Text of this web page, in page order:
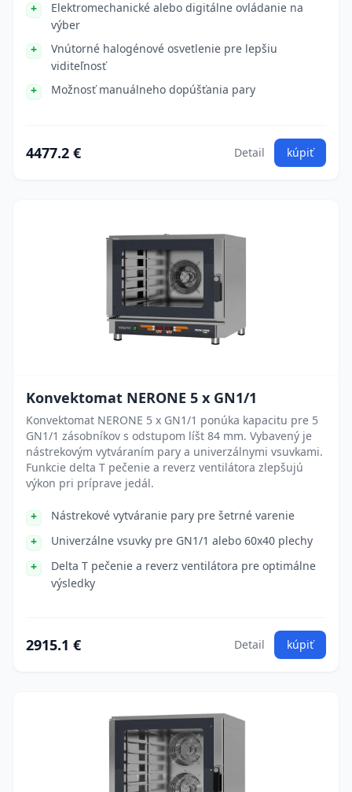
Elektromechanické alebo digitálne ovládanie na
výber
Vnútorné halogénové osvetlenie pre lepšiu
viditeľnosť
Možnosť manuálneho dopúšťania pary
4477.2 € Detail kúpiť
Konvektomat NERONE 5 x GN1/1
Konvektomat NERONE 5 x GN1/1 ponúka kapacitu pre 5
GN1/1 zásobníkov s odstupom líšt 84 mm. Vybavený je
nástrekovým vytváraním pary a univerzálnymi vsuvkami.
Funkcie delta T pečenie a reverz ventilátora zlepšujú
výkon pri príprave jedál.
Nástrekové vytváranie pary pre šetrné varenie
Univerzálne vsuvky pre GN1/1 alebo 60x40 plechy
Delta T pečenie a reverz ventilátora pre optimálne
výsledky
2915.1 € Detail kúpiť